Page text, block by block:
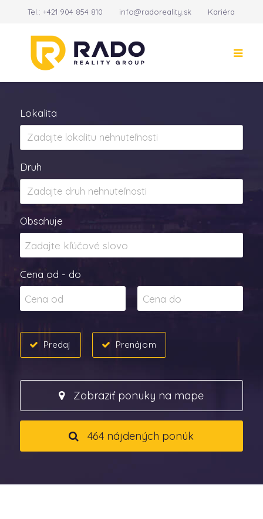
Tel.:+421 904 854 810 info@radoreality.sk Kariéra
Lokalita
Druh
Obsahuje
Cena od - do
Predaj Prenájom
Zobraziť ponuky na mape
464 nájdených ponúk